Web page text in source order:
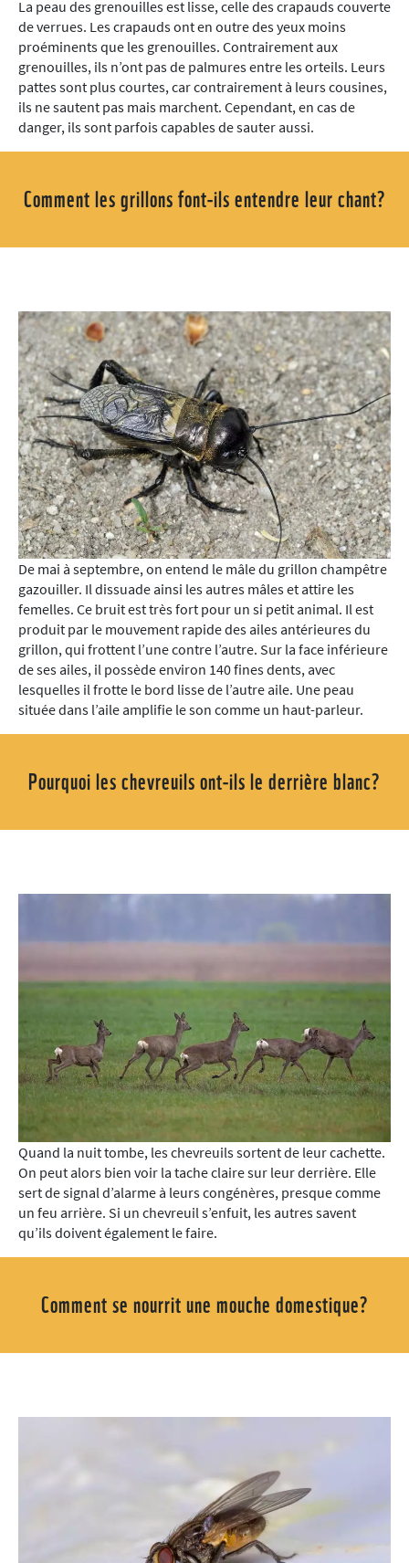
La peau des grenouilles est lisse, celle des crapauds couverte
de verrues. Les crapauds ont en outre des yeux moins
proéminents que les grenouilles. Contrairement aux
grenouilles, ils n’ont pas de palmures entre les orteils. Leurs
pattes sont plus courtes, car contrairement à leurs cousines,
ils ne sautent pas mais marchent. Cependant, en cas de
danger, ils sont parfois capables de sauter aussi.
Comment les grillons font-ils entendre leur chant?
De mai à septembre, on entend le mâle du grillon champêtre
gazouiller. Il dissuade ainsi les autres mâles et attire les
femelles. Ce bruit est très fort pour un si petit animal. Il est
produit par le mouvement rapide des ailes antérieures du
grillon, qui frottent l’une contre l’autre. Sur la face inférieure
de ses ailes, il possède environ 140 fines dents, avec
lesquelles il frotte le bord lisse de l’autre aile. Une peau
située dans l’aile amplifie le son comme un haut-parleur.
Pourquoi les chevreuils ont-ils le derrière blanc?
Quand la nuit tombe, les chevreuils sortent de leur cachette.
On peut alors bien voir la tache claire sur leur derrière. Elle
sert de signal d’alarme à leurs congénères, presque comme
un feu arrière. Si un chevreuil s’enfuit, les autres savent
qu’ils doivent également le faire.
Comment se nourrit une mouche domestique?